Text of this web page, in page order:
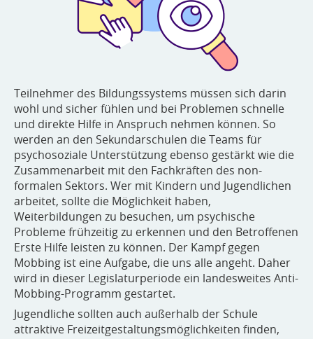
Teilnehmer des Bildungssystems müssen sich darin
wohl und sicher fühlen und bei Problemen schnelle
und direkte Hilfe in Anspruch nehmen können. So
werden an den Sekundarschulen die Teams für
psychosoziale Unterstützung ebenso gestärkt wie die
Zusammenarbeit mit den Fachkräften des non-
formalen Sektors. Wer mit Kindern und Jugendlichen
arbeitet, sollte die Möglichkeit haben,
Weiterbildungen zu besuchen, um psychische
Probleme frühzeitig zu erkennen und den Betroffenen
Erste Hilfe leisten zu können. Der Kampf gegen
Mobbing ist eine Aufgabe, die uns alle angeht. Daher
wird in dieser Legislaturperiode ein landesweites Anti-
Mobbing-Programm gestartet.
Jugendliche sollten auch außerhalb der Schule
attraktive Freizeitgestaltungsmöglichkeiten finden,